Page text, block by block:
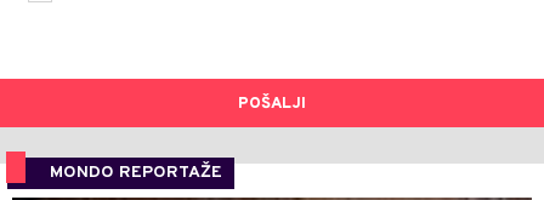
POŠALJI
MONDO REPORTAŽE